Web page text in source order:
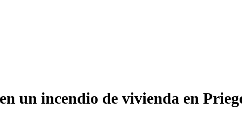
un incendio de vivienda en